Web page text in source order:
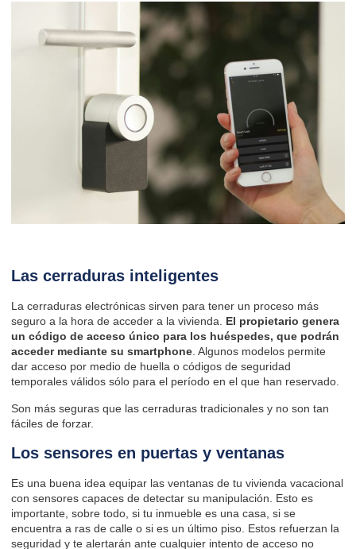
Las cerraduras inteligentes
La cerraduras electrónicas sirven para tener un proceso más
seguro a la hora de acceder a la vivienda. El propietario genera
un código de acceso único para los huéspedes, que podrán
acceder mediante su smartphone. Algunos modelos permite
dar acceso por medio de huella o códigos de seguridad
temporales válidos sólo para el período en el que han reservado.
Son más seguras que las cerraduras tradicionales y no son tan
fáciles de forzar.
Los sensores en puertas y ventanas
Es una buena idea equipar las ventanas de tu vivienda vacacional
con sensores capaces de detectar su manipulación. Esto es
importante, sobre todo, si tu inmueble es una casa, si se
encuentra a ras de calle o si es un último piso. Estos refuerzan la
seguridad y te alertarán ante cualquier intento de acceso no